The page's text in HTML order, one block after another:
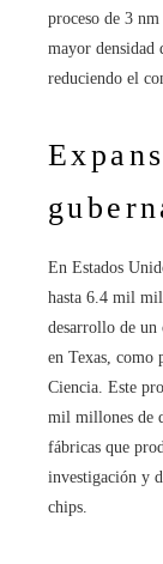
proceso de 3
mayor densidad
reduciendo el
En Estados
hasta 6.4 mil
desarrollo de un
en Texas,
Ciencia. Este
mil millones de
fábricas que
investigación y
chips.